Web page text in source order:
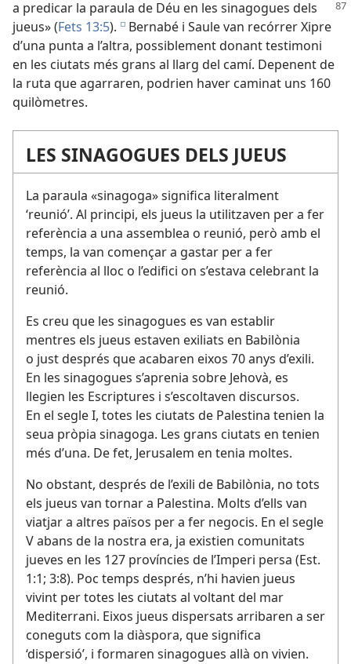
a predicar la paraula de Déu en les sinagogues dels
jueus» (Fets 13:5). e Bernabé i Saule van recórrer Xipre
d’una punta a l’altra, possiblement donant testimoni
en les ciutats més grans al llarg del camí. Depenent de
la ruta que agarraren, podrien haver caminat uns 160
quilòmetres.
LES SINAGOGUES DELS JUEUS
La paraula «sinagoga» significa literalment
‘reunió’. Al principi, els jueus la utilitzaven per a fer
referència a una assemblea o reunió, però amb el
temps, la van començar a gastar per a fer
referència al lloc o l’edifici on s’estava celebrant la
reunió.
Es creu que les sinagogues es van establir
mentres els jueus estaven exiliats en Babilònia
o just després que acabaren eixos 70 anys d’exili.
En les sinagogues s’aprenia sobre Jehovà, es
llegien les Escriptures i s’escoltaven discursos.
En el segle I, totes les ciutats de Palestina tenien la
seua pròpia sinagoga. Les grans ciutats en tenien
més d’una. De fet, Jerusalem en tenia moltes.
No obstant, després de l’exili de Babilònia, no tots
els jueus van tornar a Palestina. Molts d’ells van
viatjar a altres països per a fer negocis. En el segle
V abans de la nostra era, ja existien comunitats
jueves en les 127 províncies de l’Imperi persa (Est.
1:1; 3:8). Poc temps després, n’hi havien jueus
vivint per totes les ciutats al voltant del mar
Mediterrani. Eixos jueus dispersats arribaren a ser
coneguts com la diàspora, que significa
‘dispersió’, i formaren sinagogues allà on vivien.